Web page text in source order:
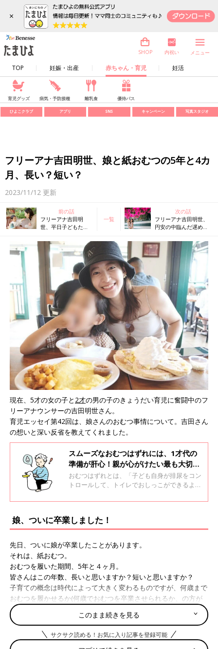
×
TOP 妊娠・出産 赤ちゃん・育児 妊活
SHOP 内祝い メニュー
育児グッズ 病気・予防接種 離乳食 優待パス
ひよこクラブ アプリ SNS キャンペーン 写真スタジオ
フリーアナ吉田明世、娘と紙おむつの5年と4カ
月、長い？短い？
2023/11/12 更新
前の話
フリーアナ吉田明
世、平日子どもたち
は保育園のお迎えの
時。至福のひととき
のはずが……
一覧
次の話
フリーアナ吉田明世、
円安の中臨んだ遅めの
まさかの反応が
現在、5才の女の子と 2才の男の子のきょうだい育児に奮闘中のフ
リーアナウンサーの吉田明世さん。
育児エッセイ第42回は、娘さんのおむつ事情について。吉田さん
の想いと深い反省を教えてくれました。
スムーズなおむつはずれには、1才代の
準備が肝心！親が心がけたい最も大切な
準備とは【専門家】
おむつはずれとは、「子ども自身が排尿をコン
トロールして、トイレでおしっこができるよう
は、はずれません。本格的にスタートするのは
しておくと、あとがラクです。親と子どもの臨
床支援センター 代表理事の帆足暁子先生に「1
才代にしたいこと」とおむつはずれのギモンに
ついて聞きました。
娘、ついに卒業しました！
先日、ついに娘が卒業したことがあります。
それは、紙おむつ。
おむつを履いた期間、5年と４ヶ月。
皆さんはこの年数、長いと思いますか？短いと思いますか？
子育ての概念は時代によって大きく変わるものですが、何歳まで
おむつを履かせるか(何歳でおむつを卒業させられるか、の方が
正しいかもしれない)という問題も、今と昔では大きく価値観が
変わってきたことの一つと言えるかもしれません。
5月生まれの娘は、小学生に間違われるほど身体が大きく、性格
もお姉さんに憧れているからか、比較的しっかり者タイプで負け
このまま続きを見る
サクサク読める！お気に入り記事を登録可能